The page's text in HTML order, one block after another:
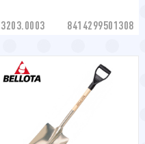
3203.0003 8414299501308